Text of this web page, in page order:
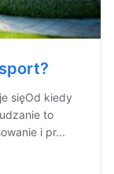
sięOd kiedy
to
i pr...